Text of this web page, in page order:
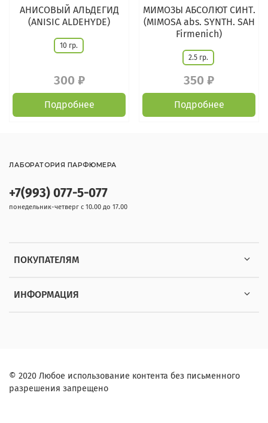
АНИСОВЫЙ АЛЬДЕГИД
(ANISIC ALDEHYDE)
10 гр.
300 ₽
Подробнее
МИМОЗЫ АБСОЛЮТ СИНТ.
(MIMOSA abs. SYNTH. SAH
Firmenich)
2.5 гр.
350 ₽
Подробнее
ПОКУПАТЕЛЯМ
ИНФОРМАЦИЯ
+7(993) 077-5-077
понедельник-четверг с 10.00 до 17.00
ЛАБОРАТОРИЯ ПАРФЮМЕРА
© 2020 Любое использование контента без письменного
разрешения запрещено